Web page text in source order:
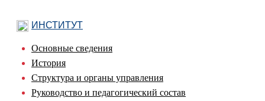
ИНСТИТУТ
Основные сведения
История
Структура и органы управления
Руководство и педагогический состав